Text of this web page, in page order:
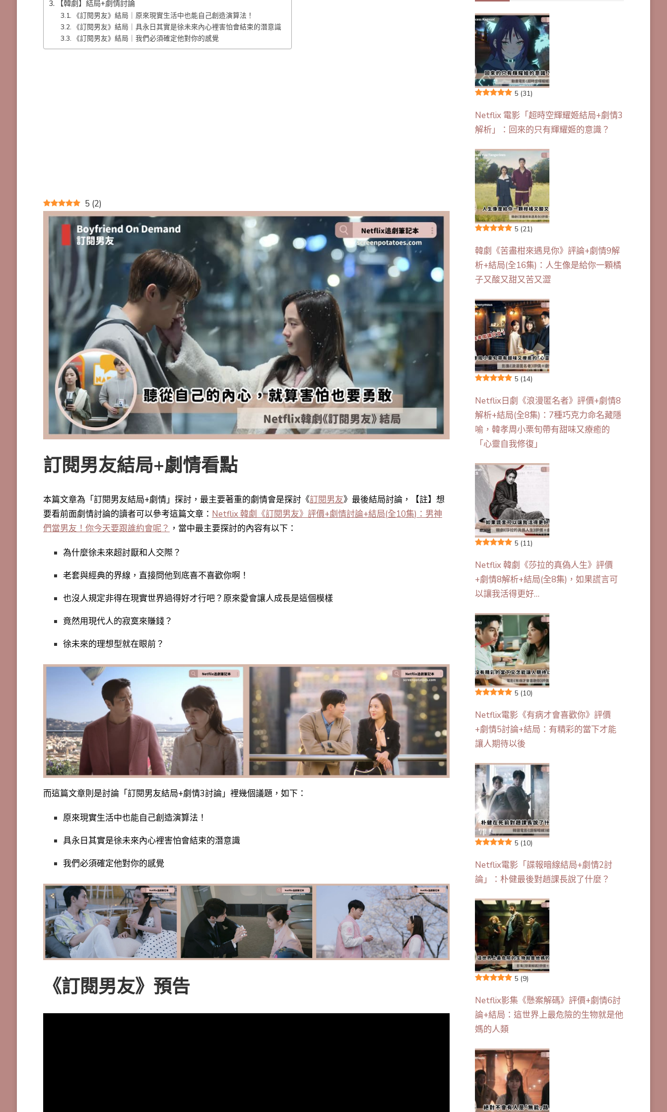
【韓劇】結局+劇情討論
《訂閱男友》結局｜原來現實生活中也能自己創造演算法！
《訂閱男友》結局｜具永日其實是徐未來內心裡害怕會結束的潛意識
《訂閱男友》結局｜我們必須確定他對你的感覺
5 (2)
訂閱男友結局+劇情看點
本篇文章為「訂閱男友結局+劇情」探討，最主要著重的劇情會是探討《訂閱男友》最後結局討論，【註】想
要看前面劇情討論的讀者可以參考這篇文章： Netflix 韓劇《訂閱男友》評價+劇情討論+結局(全10集)：男神
們當男友！你今天要跟誰約會呢？ ， 當中最主要探討的內容有以下：
為什麼徐未來超討厭和人交際？
老套與經典的界線，直接問他到底喜不喜歡你啊！
也沒人規定非得在現實世界過得好才行吧？原來愛會讓人成長是這個模樣
竟然用現代人的寂寞來賺錢？
徐未來的理想型就在眼前？
而這篇文章則是討論「訂閱男友結局+劇情3討論」裡幾個議題，如下：
原來現實生活中也能自己創造演算法！
具永日其實是徐未來內心裡害怕會結束的潛意識
我們必須確定他對你的感覺
《訂閱男友》預告
5 (31)
Netflix 電影「超時空輝耀姬結局+劇情3
解析」：回來的只有輝耀姬的意識？
5 (21)
韓劇《苦盡柑來遇見你》評論+劇情9解
析+結局(全16集)：人生像是給你一顆橘
子又酸又甜又苦又澀
5 (14)
Netflix日劇《浪漫匿名者》評價+劇情8
解析+結局(全8集)：7種巧克力命名藏隱
喻，韓孝周小栗旬帶有甜味又療癒的
「心靈自我修復」
5 (11)
Netflix 韓劇《莎拉的真偽人生》評價
+劇情8解析+結局(全8集)，如果謊言可
以讓我活得更好…
5 (10)
Netflix電影《有病才會喜歡你》評價
+劇情5討論+結局：有精彩的當下才能
讓人期待以後
5 (10)
Netflix電影「諜報暗線結局+劇情2討
論」：朴健最後對趙課長說了什麼？
5 (9)
Netflix影集《懸案解碼》評價+劇情6討
論+結局：這世界上最危險的生物就是他
媽的人類